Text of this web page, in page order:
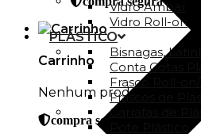
Carrinho
Nenhum produto no
compra segura
Vidro Ambar
Vidro Roll-on
PLÁSTICO
Bisnagas,
Conta Gotas
Frasco Roll-
Frascos de
Garrafas de